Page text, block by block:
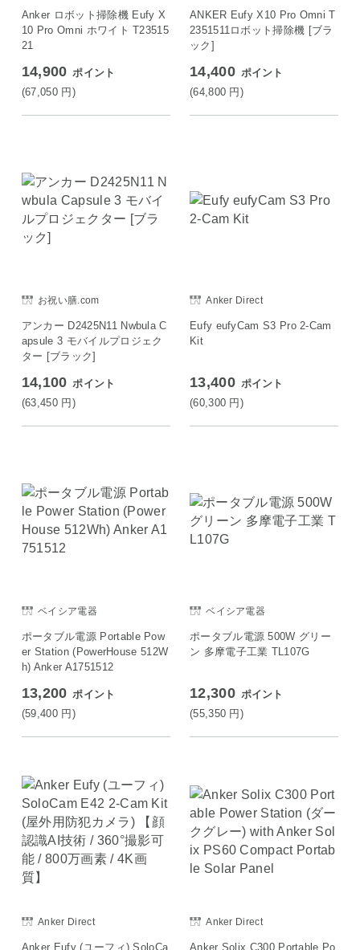
Anker ロボット掃除機 Eufy X
10 Pro Omni ホワイト T23515
21
14,900 ポイント
(67,050 円)
ANKER Eufy X10 Pro Omni T
2351511ロボット掃除機 [ブラ
ック]
14,400 ポイント
(64,800 円)
お祝い膳.com
アンカー D2425N11 Nwbula C
apsule 3 モバイルプロジェク
ター [ブラック]
14,100 ポイント
(63,450 円)
Anker Direct
Eufy eufyCam S3 Pro 2-Cam
Kit
13,400 ポイント
(60,300 円)
ベイシア電器
ポータブル電源 Portable Pow
er Station (PowerHouse 512W
h) Anker A1751512
13,200 ポイント
(59,400 円)
ベイシア電器
ポータブル電源 500W グリー
ン 多摩電子工業 TL107G
12,300 ポイント
(55,350 円)
Anker Direct
Anker Eufy (ユーフィ) SoloCa
Anker Direct
Anker Solix C300 Portable Po